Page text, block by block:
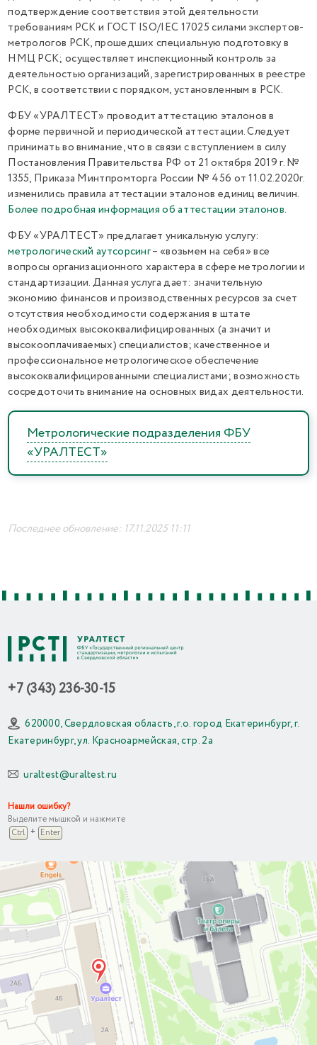
подтверждение соответствия этой деятельности
требованиям РСК и ГОСТ ISO/IEC 17025 силами экспертов-
метрологов РСК, прошедших специальную подготовку в
НМЦ РСК; осуществляет инспекционный контроль за
деятельностью организаций, зарегистрированных в реестре
РСК, в соответствии с порядком, установленным в РСК.
ФБУ «УРАЛТЕСТ» проводит аттестацию эталонов в
форме первичной и периодической аттестации. Следует
принимать во внимание, что в связи с вступлением в силу
Постановления Правительства РФ от 21 октября 2019 г. №
1355, Приказа Минтпромторга России № 456 от 11.02.2020г.
изменились правила аттестации эталонов единиц величин.
Более подробная информация об аттестации эталонов.
ФБУ «УРАЛТЕСТ» предлагает уникальную услугу:
метрологический аутсорсинг– «возьмем на себя» все
вопросы организационного характера в сфере метрологии и
стандартизации. Данная услуга дает: значительную
экономию финансов и производственных ресурсов за счет
отсутствия необходимости содержания в штате
необходимых высококвалифицированных (а значит и
высокооплачиваемых) специалистов; качественное и
профессиональное метрологическое обеспечение
высококвалифицированными специалистами; возможность
сосредоточить внимание на основных видах деятельности.
Метрологические подразделения ФБУ
«УРАЛТЕСТ»
Последнее обновление: 17.11.2025 11:11
+7 (343) 236-30-15
620000, Свердловская область, г.о. город Екатеринбург, г.
Екатеринбург, ул. Красноармейская, стр. 2а
uraltest@uraltest.ru
Нашли ошибку?
Выделите мышкой и нажмите
Ctrl + Enter